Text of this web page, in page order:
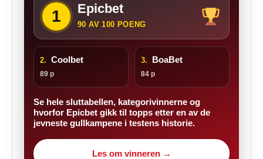
1 Epicbet
90 AV 100 POENG
2. Coolbet
89 p
3. BoaBet
84 p
Se hele sluttabellen, kategorivinnerne og
hvorfor Epicbet gikk til topps etter en av de
jevneste gullkampene i testens historie.
Les om vinneren →